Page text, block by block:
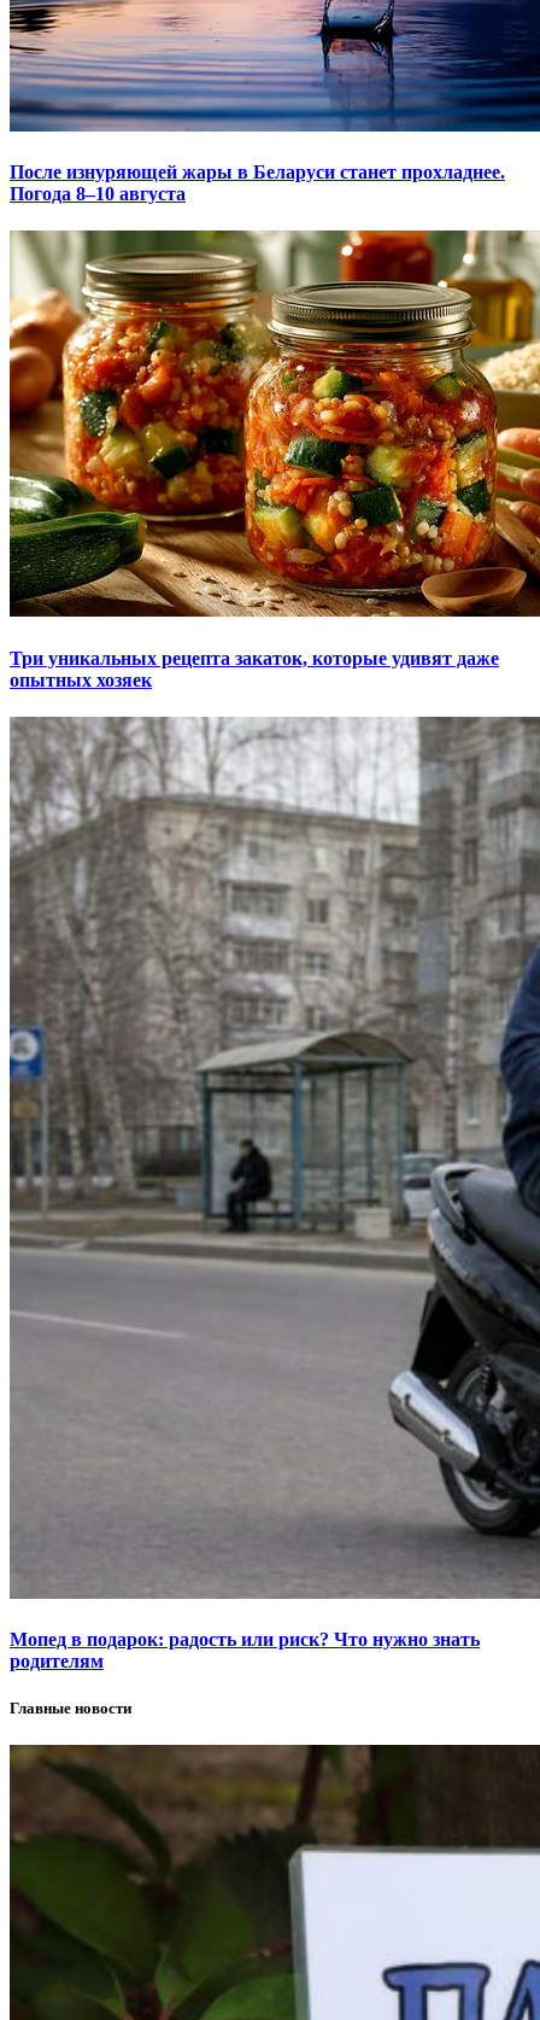
После изнуряющей жары в Беларуси станет прохладнее.
Погода 8–10 августа
Три уникальных рецепта закаток, которые удивят даже
опытных хозяек
Мопед в подарок: радость или риск? Что нужно знать
родителям
Главные новости